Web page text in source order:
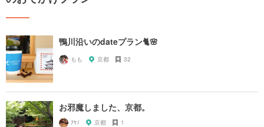
鴨川沿いのdateプラン🐈🌸
もも 京都 32
お邪魔しました、京都。
ｱﾔﾉ 京都 1